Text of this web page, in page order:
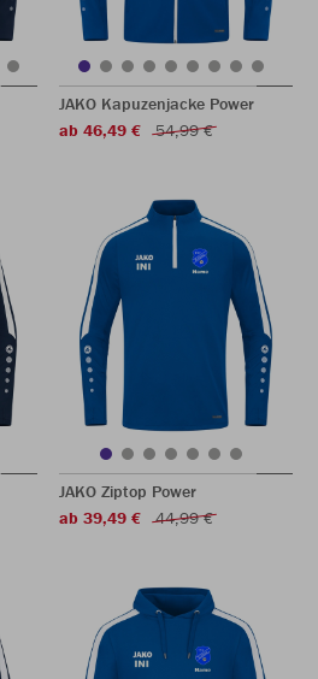
JAKO Kapuzenjacke Power
ab 46,49 €
54,99 €
JAKO Ziptop Power
ab 39,49 €
44,99 €